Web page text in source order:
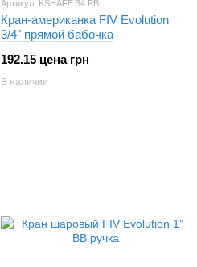
Артикул: KSHAFE 34 PB
Кран-американка FIV Evolution
3/4" прямой бабочка
192.15 цена грн
В наличии